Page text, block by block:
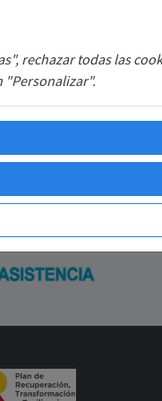
rechazar todas las
"Personalizar".